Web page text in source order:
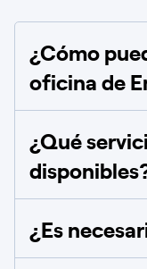
¿Cómo
oficina de
¿Qué
¿Es